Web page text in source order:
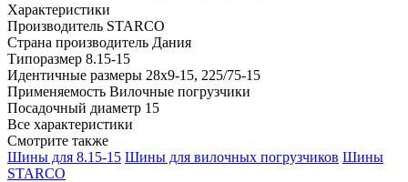
Характеристики
Производитель STARCO
Страна производитель Дания
Типоразмер 8.15-15
Идентичные размеры 28x9-15, 225/75-15
Применяемость Вилочные погрузчики
Посадочный диаметр 15
Все характеристики
Смотрите также
Шины для 8.15-15 Шины для вилочных погрузчиков Шины
STARCO